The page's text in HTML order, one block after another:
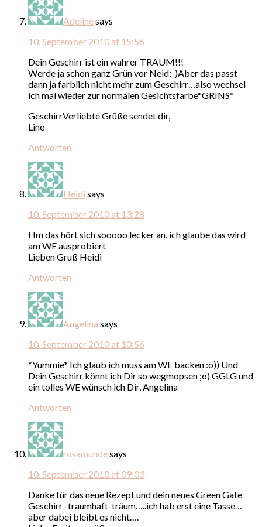
Adelinesays
10. September 2010 at 15:56
Dein Geschirr ist ein wahrer TRAUM!!!
Werde ja schon ganz Grün vor Neid;-)Aber das passt
dann ja farblich nicht mehr zum Geschirr…also wechsel
ich mal wieder zur normalen Gesichtsfarbe*GRINS*
GeschirrVerliebte Grüße sendet dir,
Line
Antworten
Heidi says
10. September 2010 at 13:28
Hm das hört sich sooooo lecker an, ich glaube das wird
am WE ausprobiert
Lieben Gruß Heidi
Antworten
Angelina says
10. September 2010 at 10:56
*Yummie* Ich glaub ich muss am WE backen :o)) Und
Dein Geschirr könnt ich Dir so wegmopsen ;o) GGLG und
ein tolles WE wünsch ich Dir, Angelina
Antworten
rosamundesays
10. September 2010 at 09:03
Danke für das neue Rezept und dein neues Green Gate
Geschirr -traumhaft-träum…..ich hab erst eine Tasse…
aber dabei bleibt es nicht….